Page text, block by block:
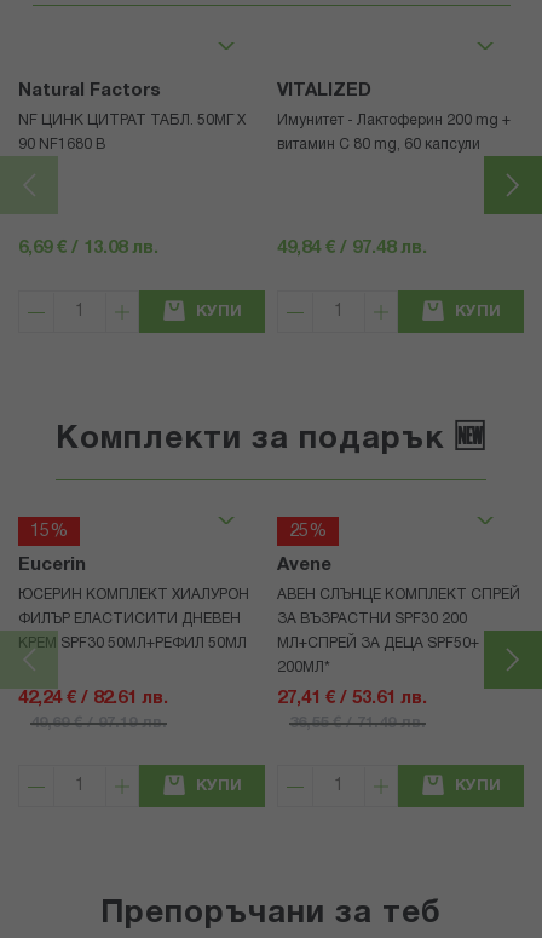
Natural Factors
NF ЦИНК ЦИТРАТ ТАБЛ. 50МГ Х
90 NF1680 В
6,69 € / 13.08 лв.
КУПИ
VITALIZED
Имунитет - Лактоферин 200 mg +
витамин С 80 mg, 60 капсули
49,84 € / 97.48 лв.
КУПИ
Комплекти за подарък 🆕
15%
Eucerin
ЮСЕРИН КОМПЛЕКТ ХИАЛУРОН
ФИЛЪР ЕЛАСТИСИТИ ДНЕВЕН
КРЕМ SPF30 50МЛ+РЕФИЛ 50МЛ
42,24 € / 82.61 лв.
49,69 € / 97.19 лв.
КУПИ
25%
Avene
АВЕН СЛЪНЦЕ КОМПЛЕКТ СПРЕЙ
ЗА ВЪЗРАСТНИ SPF30 200
МЛ+СПРЕЙ ЗА ДЕЦА SPF50+
200МЛ*
27,41 € / 53.61 лв.
36,55 € / 71.49 лв.
КУПИ
Препоръчани за теб